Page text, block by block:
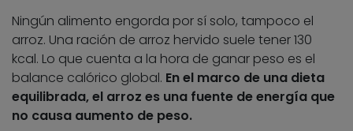
Ningún alimento engorda por sí solo, tampoco el
arroz. Una ración de arroz hervido suele tener 130
kcal. Lo que cuenta a la hora de ganar peso es el
balance calórico global. En el marco de una dieta
equilibrada, el arroz es una fuente de energía que
no causa aumento de peso.